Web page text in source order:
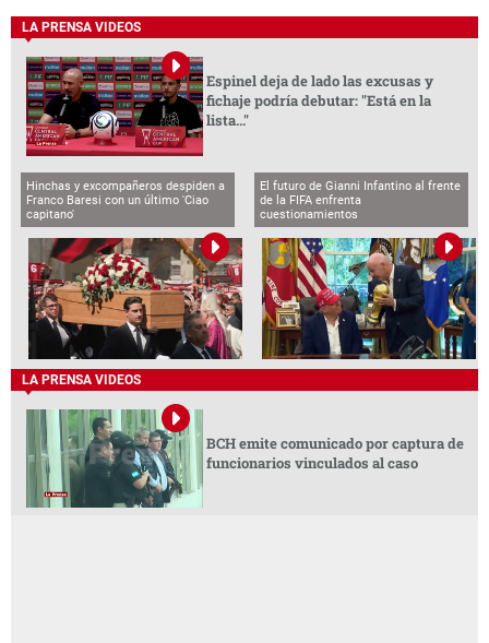
LA PRENSA VIDEOS
Espinel deja de lado las excusas y
fichaje podría debutar: "Está en la
lista..."
Hinchas y excompañeros despiden a
Franco Baresi con un último 'Ciao
capitano'
El futuro de Gianni Infantino al frente
de la FIFA enfrenta
cuestionamientos
LA PRENSA VIDEOS
BCH emite comunicado por captura de
funcionarios vinculados al caso